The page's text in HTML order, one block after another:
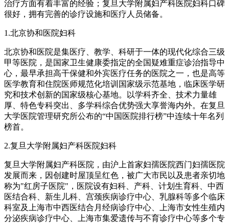
治疗方面有着丰富的经验；复旦大学附属妇产科医院妇科口碑
很好，拥有完善的诊疗设施和医疗人员储备。
1.北京协和医院妇科
北京协和医院是集医疗、教学、科研于一体的现代化综合三级
甲等医院，是国家卫生健康委指定的全国疑难重症诊治指导中
心，最早承担高干保健和外宾医疗任务的医院之一，也是高等
医学教育和住院医师规范化培训国家级示范基地，临床医学研
究和技术创新的国家级核心基地。以学科齐全、技术力量雄
厚、特色专科突出、多学科综合优势强大享誉海内外。在复旦
大学医院管理研究所公布的“中国医院排行榜”中连续十年名列
榜首。
2.复旦大学附属妇产科医院妇科
复旦大学附属妇产科医院，由沪上首家妇孺医院西门妇孺医院
发展而来，因创建时屋顶呈红色，被广大市民以及患者亲切地
称为"红房子医院"，医院设有妇科、产科、计划生育科、中西
医结合科、新生儿科、宫颈疾病诊疗中心、乳腺科等多个临床
科室及上海市中西医结合月经病诊疗中心、上海市女性生殖内
分泌疾病诊疗中心、上海市集爱遗传与不育诊疗中心等多个专